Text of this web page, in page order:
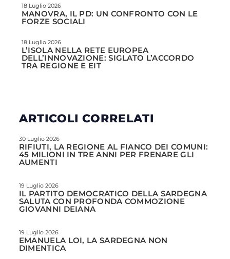
18 Luglio 2026
MANOVRA, IL PD: UN CONFRONTO CON LE
FORZE SOCIALI
18 Luglio 2026
L’ISOLA NELLA RETE EUROPEA
DELL’INNOVAZIONE: SIGLATO L’ACCORDO
TRA REGIONE E EIT
ARTICOLI CORRELATI
30 Luglio 2026
RIFIUTI, LA REGIONE AL FIANCO DEI COMUNI:
45 MILIONI IN TRE ANNI PER FRENARE GLI
AUMENTI
19 Luglio 2026
IL PARTITO DEMOCRATICO DELLA SARDEGNA
SALUTA CON PROFONDA COMMOZIONE
GIOVANNI DEIANA
19 Luglio 2026
EMANUELA LOI, LA SARDEGNA NON
DIMENTICA